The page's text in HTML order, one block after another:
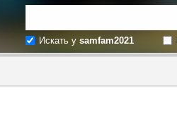
Искать у samfam2021